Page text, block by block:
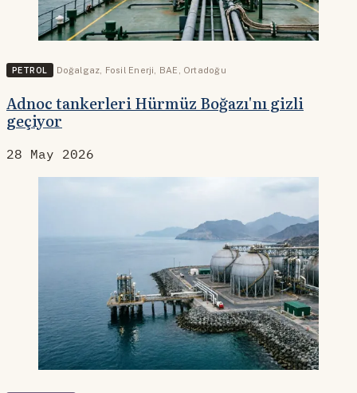
PETROL Doğalgaz, Fosil Enerji, BAE , Ortadoğu
Adnoc tankerleri Hürmüz Boğazı'nı gizli
geçiyor
28 May 2026